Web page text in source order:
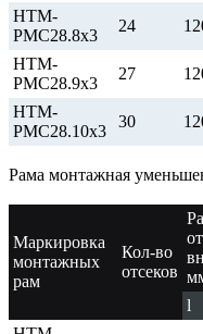
НТМ-
РМС28.8х3
24
НТМ-
РМС28.9х3
27
НТМ-
РМС28.10х3
30
Рама монтажная
Маркировка
монтажных
рам
Кол-во
отсеков
l